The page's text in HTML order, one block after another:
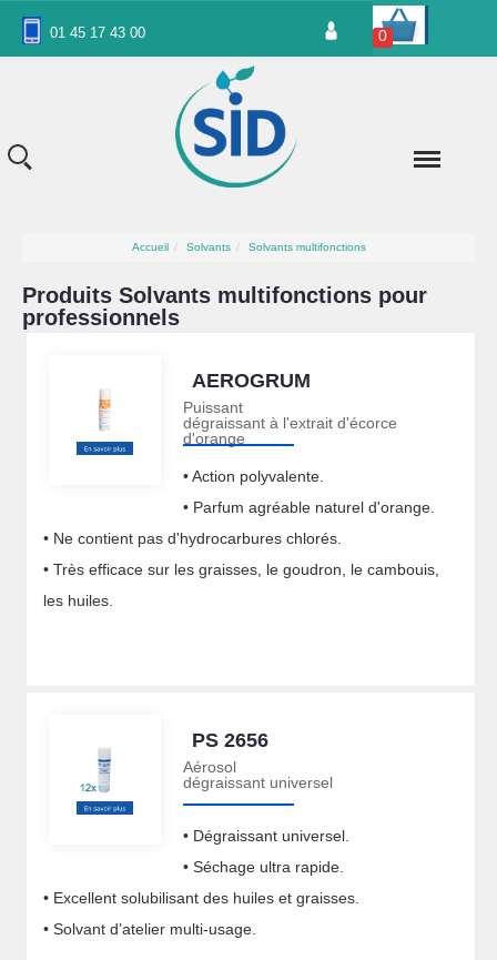
01 45 17 43 00 0
Accueil Solvants Solvants multifonctions
Produits Solvants multifonctions pour
professionnels
AEROGRUM
Puissant
dégraissant à l'extrait d'écorce
d'orange
• Action polyvalente.
• Parfum agréable naturel d'orange.
• Ne contient pas d'hydrocarbures chlorés.
• Très efficace sur les graisses, le goudron, le cambouis,
les huiles.
PS 2656
Aérosol
dégraissant universel
• Dégraissant universel.
• Séchage ultra rapide.
• Excellent solubilisant des huiles et graisses.
• Solvant d’atelier multi-usage.